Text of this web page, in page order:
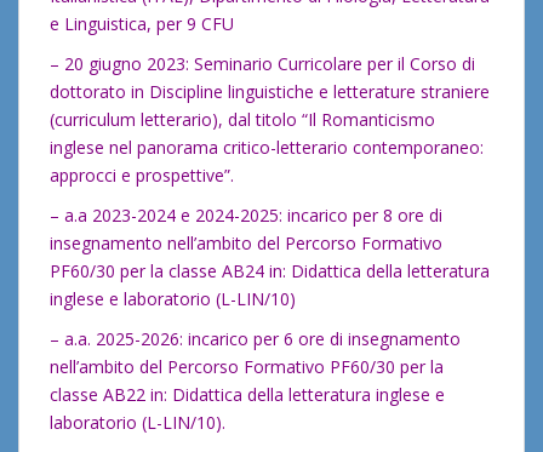
e Linguistica, per 9 CFU
– 20 giugno 2023: Seminario Curricolare per il Corso di
dottorato in Discipline linguistiche e letterature straniere
(curriculum letterario), dal titolo “Il Romanticismo
inglese nel panorama critico-letterario contemporaneo:
approcci e prospettive”.
– a.a 2023-2024 e 2024-2025: incarico per 8 ore di
insegnamento nell’ambito del Percorso Formativo
PF60/30 per la classe AB24 in: Didattica della letteratura
inglese e laboratorio (L-LIN/10)
– a.a. 2025-2026: incarico per 6 ore di insegnamento
nell’ambito del Percorso Formativo PF60/30 per la
classe AB22 in: Didattica della letteratura inglese e
laboratorio (L-LIN/10).